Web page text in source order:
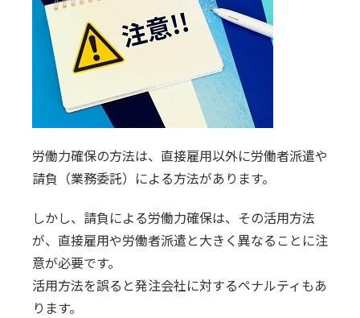
労働力確保の方法は、直接雇用以外に労働者派遣や
請負（業務委託）による方法があります。
しかし、請負による労働力確保は、その活用方法
が、直接雇用や労働者派遣と大きく異なることに注
意が必要です。
活用方法を誤ると発注会社に対するペナルティもあ
ります。